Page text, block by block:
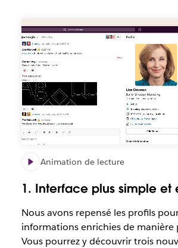
améliorations
des
nouveaux
profils
Animation de lecture
1. Interface plus simple et
Nous avons repensé les profils
informations enrichies de manière
Vous pourrez y découvrir trois